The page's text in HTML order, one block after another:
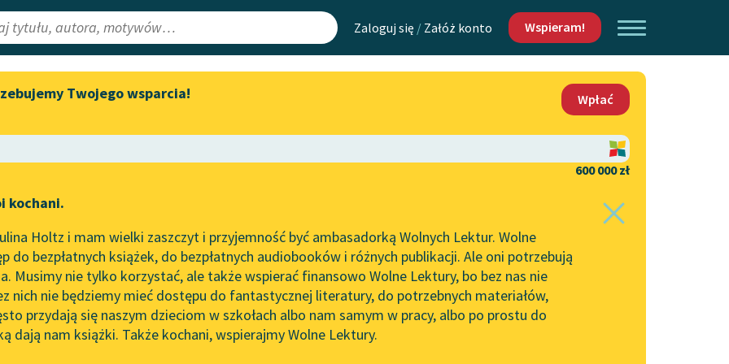
Zaloguj się / Załóż konto Wspieram!
Lektury
redakcyjne
Aktualności
„Prokurator Alicja Horn” do
literatury skandynawskiej
Spotkanie z Katarzyną Tunkiel
w Oslo
102. lata temu zmarł Joseph
Conrad
Mapa Wolnych Lektur
Leśmianator
API
OAI-PMH
Widget Wolnych Lektur
Kontakt
O projekcie
Zasady wykorzystania
Wolnych Lektur
Logotypy
Materiały promocyjne
Twojego wsparcia!
Wpłać
600 000 zł
kochani.
Holtz i mam wielki zaszczyt i przyjemność być ambasadorką Wolnych Lektur. Wolne
do bezpłatnych książek, do bezpłatnych audiobooków i różnych publikacji. Ale oni potrzebują
Musimy nie tylko korzystać, ale także wspierać finansowo Wolne Lektury, bo bez nas nie
nich nie będziemy mieć dostępu do fantastycznej literatury, do potrzebnych materiałów,
przydają się naszym dzieciom w szkołach albo nam samym w pracy, albo po prostu do
dają nam książki. Także kochani, wspierajmy Wolne Lektury.
Marcel Proust✖